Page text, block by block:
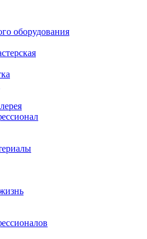
оборудования